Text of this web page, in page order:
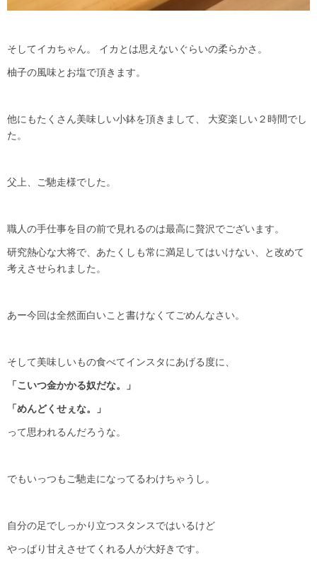
そしてイカちゃん。 イカとは思えないぐらいの柔らかさ。
柚子の風味とお塩で頂きます。
他にもたくさん美味しい小鉢を頂きまして、 大変楽しい２時間でし
た。
父上、ご馳走様でした。
職人の手仕事を目の前で見れるのは最高に贅沢でございます。
研究熱心な大将で、あたくしも常に満足してはいけない、と改めて
考えさせられました。
あー今回は全然面白いこと書けなくてごめんなさい。
そして美味しいもの食べてインスタにあげる度に、
「こいつ金かかる奴だな。」
「めんどくせぇな。」
って思われるんだろうな。
でもいっつもご馳走になってるわけちゃうし。
自分の足でしっかり立つスタンスではいるけど
やっぱり甘えさせてくれる人が大好きです。